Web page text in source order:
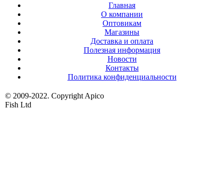
Главная
О компании
Оптовикам
Магазины
Доставка и оплата
Полезная информация
Новости
Контакты
Политика конфиденциальности
© 2009-2022. Copyright Apico
Fish Ltd